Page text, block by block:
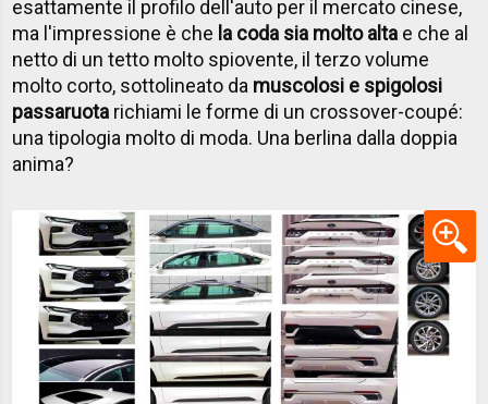
esattamente il profilo dell'auto per il mercato cinese,
ma l'impressione è che la coda sia molto alta e che al
netto di un tetto molto spiovente, il terzo volume
molto corto, sottolineato da muscolosi e spigolosi
passaruota richiami le forme di un crossover-coupé:
una tipologia molto di moda. Una berlina dalla doppia
anima?